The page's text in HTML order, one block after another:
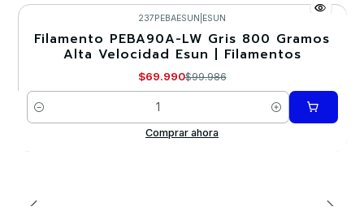
-30%
237PEBAESUN ESUN
Filamento PEBA90A-LW Gris 800 Gramos
Alta Velocidad Esun | Filamentos
$69.990$99.986
Cantidad
Comprar ahora